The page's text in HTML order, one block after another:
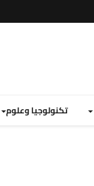
تكنولوجيا وعلوم